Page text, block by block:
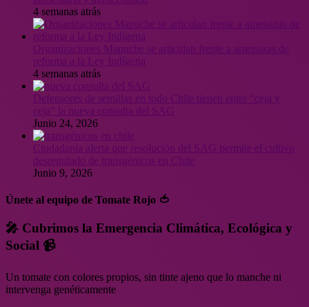
4 semanas atrás
Organizaciones Mapuche se articulan frente a amenazas de
4 semanas atrás
Junio 24, 2026
Ciudadanía alerta que resolución del SAG permite el cultivo
desregulado de transgénicos en Chile
Junio 9, 2026
Únete al equipo de Tomate Rojo 🍅
🎤 Cubrimos la Emergencia Climática, Ecológica y
Social 📹
Un tomate con colores propios, sin tinte ajeno que lo manche ni
intervenga genéticamente